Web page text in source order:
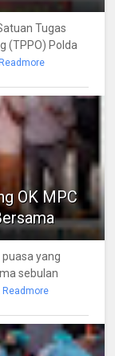
Tugas
(TPPO) Polda
OK MPC
puasa yang
sebulan
Readmore